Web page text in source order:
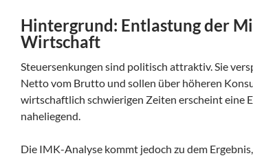
Hintergrund: Entlastung der
Wirtschaft
Steuersenkungen sind politisch attraktiv. Sie
Netto vom Brutto und sollen über höheren
wirtschaftlich schwierigen Zeiten erscheint eine
naheliegend.
Die IMK-Analyse kommt jedoch zu dem